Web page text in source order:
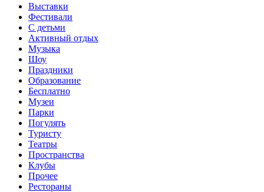
Выставки
Фестивали
С детьми
Активный отдых
Музыка
Шоу
Праздники
Образование
Бесплатно
Музеи
Парки
Погулять
Туристу
Театры
Пространства
Клубы
Прочее
Рестораны